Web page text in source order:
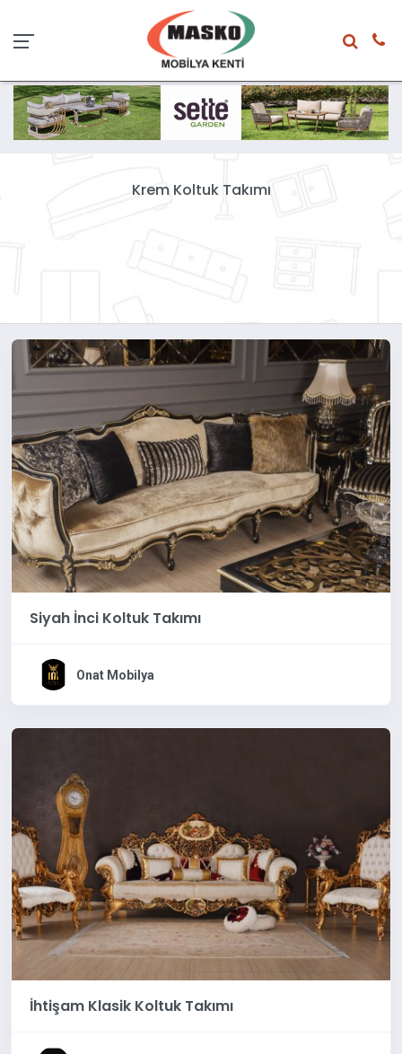
Krem Koltuk Takımı
Siyah İnci Koltuk Takımı
Onat Mobilya
İhtişam Klasik Koltuk Takımı